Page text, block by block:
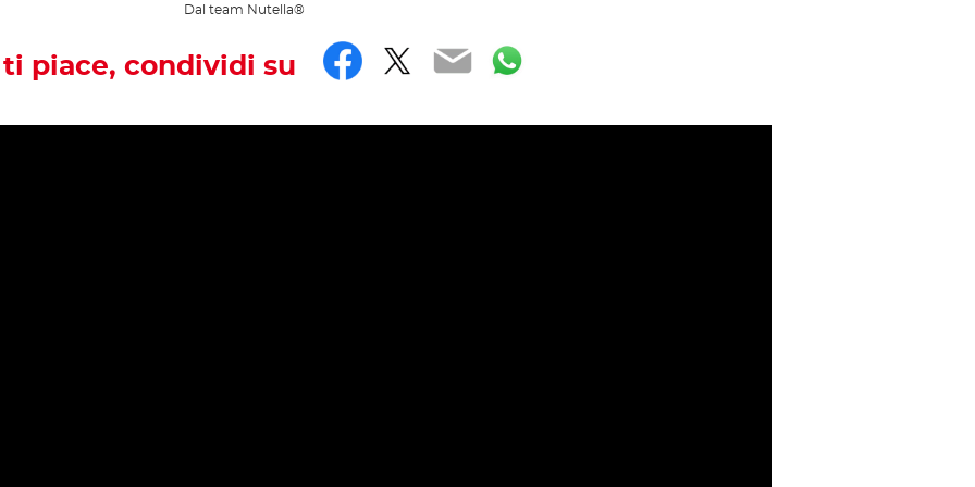
Dal team Nutella®
ti piace, condividi su Facebook
Twitter
EmailWhatsApp